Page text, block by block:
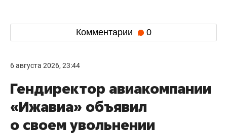
Комментарии 0
6 августа 2026, 23:44
Гендиректор авиакомпании
«Ижавиа» объявил
о своем увольнении